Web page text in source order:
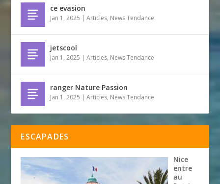
ce evasion
Jan 1, 2025 |Articles, News Tendance
jetscool
Jan 1, 2025 |Articles, News Tendance
ranger Nature Passion
Jan 1, 2025 |Articles, News Tendance
ESCAPADES
Nice
entre
au